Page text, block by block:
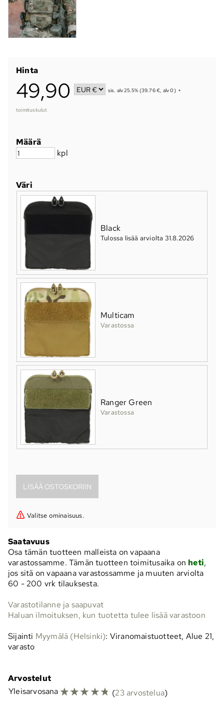
Hinta
49,90 sis. alv 25.5% (39.76 €, alv 0) +
toimituskulut
Määrä
kpl
Väri
Black
Tulossa lisää arviolta 31.8.2026
Multicam
Varastossa
Ranger Green
Varastossa
Valitse ominaisuus.
Saatavuus
Osa tämän tuotteen malleista on vapaana
varastossamme. Tämän tuotteen toimitusaika on heti,
jos sitä on vapaana varastossamme ja muuten arviolta
60 - 200 vrk tilauksesta.
Varastotilanne ja saapuvat
Haluan ilmoituksen, kun tuotetta tulee lisää varastoon
Sijainti Myymälä (Helsinki): Viranomaistuotteet, Alue 21,
varasto
Arvostelut
Yleisarvosana ☆☆☆☆☆ (23 arvostelua)